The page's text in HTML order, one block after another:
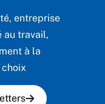
entreprise
au travail,
à la